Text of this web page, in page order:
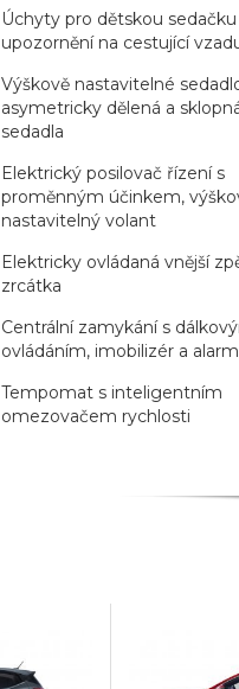
Úchyty pro dětskou sedačku
upozornění na cestující
Výškově nastavitelné
asymetricky dělená a
sedadla
Elektrický posilovač řízení s
proměnným účinkem,
nastavitelný volant
Elektricky ovládaná vnější
zrcátka
Centrální zamykání s
ovládáním, imobilizér a alarm
Tempomat s inteligentním
omezovačem rychlosti